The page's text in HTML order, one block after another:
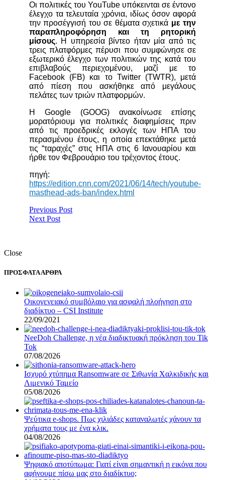
Οι πολιτικές του YouTube υπόκεινται σε έντονο
έλεγχο τα τελευταία χρόνια, ιδίως όσον αφορά
την προσέγγισή του σε θέματα σχετικά με την
παραπληροφόρηση και τη ρητορική
μίσους. Η υπηρεσία βίντεο ήταν μία από τις
τρεις πλατφόρμες πέρυσι που συμφώνησε σε
εξωτερικό έλεγχο των πολιτικών της κατά του
επιβλαβούς περιεχομένου, μαζί με το
Facebook (FB) και το Twitter (TWTR), μετά
από πίεση που ασκήθηκε από μεγάλους
πελάτες των τριών πλατφορμών.
Η Google (GOOG) ανακοίνωσε επίσης
μορατόριουμ για πολιτικές διαφημίσεις πριν
από τις προεδρικές εκλογές των ΗΠΑ του
περασμένου έτους, η οποία επεκτάθηκε μετά
τις “ταραχές” στις ΗΠΑ στις 6 Ιανουαρίου και
ήρθε τον Φεβρουάριο του τρέχοντος έτους.
πηγή:
https://edition.cnn.com/2021/06/14/tech/youtube-
masthead-ads-ban/index.html
Previous Post
Next Post
Close
ΠΡΟΣΦΑΤΑ ΑΡΘΡΑ
Οικογενειακό συμβόλαιο για ασφαλή πλοήγηση στο
διαδίκτυο – CSI Institute
22/09/2021
NeeDoh Challenge, η νέα διαδικτυακή πρόκληση του Tik
Tok
07/08/2026
Ισχυρό χτύπημα Ransomware σε Σιθωνία Χαλκιδικής και
Λιμενικό Ταμείο
05/08/2026
Ψεύτικα e-shops. Πως χιλιάδες καταναλωτές χάνουν τα
χρήματα τους με ένα κλικ.
04/08/2026
Ψηφιακό αποτύπωμα: Γιατί είναι σημαντική η εικόνα που
αφήνουμε πίσω μας στο διαδίκτυο;